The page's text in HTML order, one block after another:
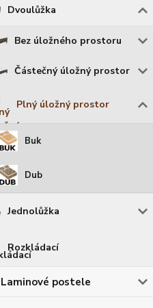
Dvoulůžka
Bez úložného prostoru
Částečný úložný prostor
Plný úložný prostor
Buk
Dub
Jednolůžka
Rozkládací
Laminové postele